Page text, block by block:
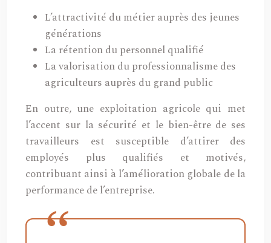
L’attractivité du métier auprès des jeunes
générations
La rétention du personnel qualifié
La valorisation du professionnalisme des
agriculteurs auprès du grand public
En outre, une exploitation agricole qui met
l’accent sur la sécurité et le bien-être de ses
travailleurs est susceptible d’attirer des
employés plus qualifiés et motivés,
contribuant ainsi à l’amélioration globale de la
performance de l’entreprise.